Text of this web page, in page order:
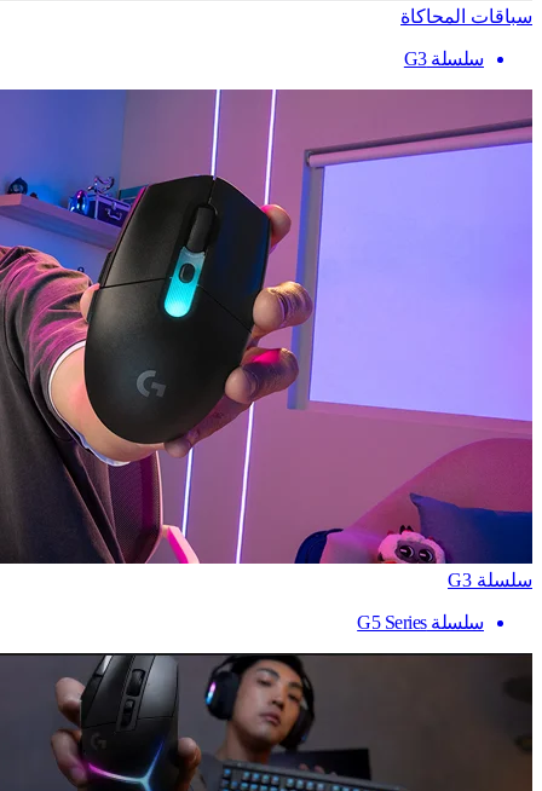
سباقات المحاكاة
سلسلة G3
سلسلة G3
سلسلة G5 Series